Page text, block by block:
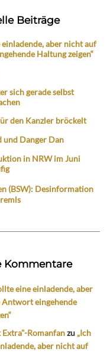
Beiträge
einladende, aber nicht auf
Haltung zeigen“
sich gerade selbst
den Kanzler bröckelt
und Danger Dan
in NRW im Juni
(BSW): Desinformation
Kommentare
eine einladende, aber
eingehende
Romanfanzu „Ich
aber nicht auf